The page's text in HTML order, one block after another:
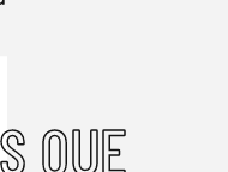
QUE